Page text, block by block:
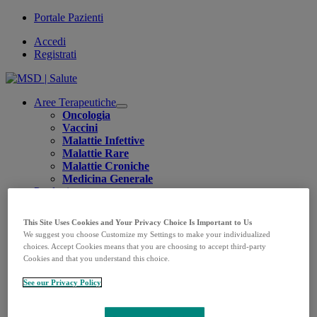
Portale Pazienti
Accedi
Registrati
Aree Terapeutiche
Open
Oncologia
Vaccini
Malattie Infettive
Malattie Rare
Malattie Croniche
Medicina Generale
Prodotti
KEYTRUDA
LENVIMA
LYNPARZA
Vaccini
GARDASIL 9
PROQUAD
This Site Uses Cookies and Your Privacy Choice Is Important to Us
We suggest you choose Customize my Settings to make your individualized
choices. Accept Cookies means that you are choosing to accept third-party
Cookies and that you understand this choice.
See our Privacy Policy